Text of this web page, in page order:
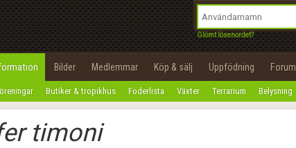
Glömt lösenordet?
Bilder Medlemmar Köp & sälj Uppfödning Forum
Butiker & tropikhus Foderlista Växter Terrarium Belysning
timoni
Utför
100%
OK
Begär nytt lösenord
Tillbaka till förstasidan